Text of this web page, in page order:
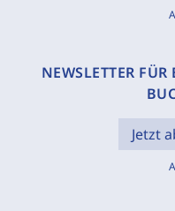
NEWSLETTER
Jetzt